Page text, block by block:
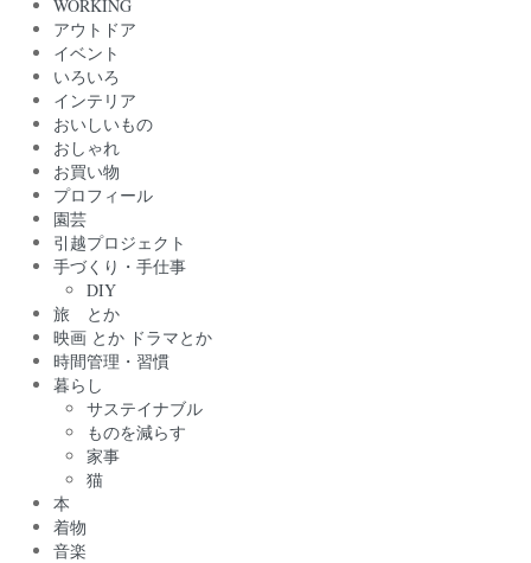
WORKING
アウトドア
イベント
いろいろ
インテリア
おいしいもの
おしゃれ
お買い物
プロフィール
園芸
引越プロジェクト
手づくり・手仕事
DIY
旅 とか
映画 とか ドラマとか
時間管理・習慣
暮らし
サステイナブル
ものを減らす
家事
猫
本
着物
音楽